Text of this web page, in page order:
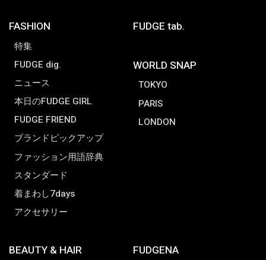
FASHION
特集
FUDGE dig.
ニュース
本日のFUDGE GIRL
FUDGE FRIEND
ブランドピックアップ
ファッション用語辞典
スタンダード
着まわし7days
アクセサリー
FUDGE tab.
WORLD SNAP
TOKYO
PARIS
LONDON
BEAUTY & HAIR FUDGENA